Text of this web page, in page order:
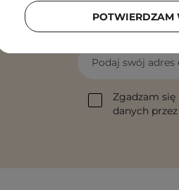
Pielęgnacyjne
Podaj swój adres
Zgadzam
danych
POTWIERDZAM